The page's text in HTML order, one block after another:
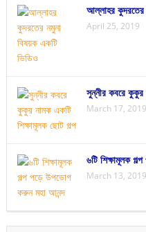
আল্লাহর কুদরতের
April 25, 2019
সুন্নীর কবরে কুকুর
March 17, 2019
৬টি শিক্ষামূলক
March 13, 2019